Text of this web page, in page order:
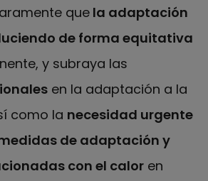
que la adaptación
de forma equitativa
y subraya las
en la adaptación a la
como la necesidad urgente
de adaptación y
con el calor en